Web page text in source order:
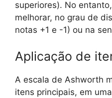
superiores). No
melhorar, no grau de
notas +1 e -1) ou na
Aplicação de
A escala de Ashworth
itens principais, em